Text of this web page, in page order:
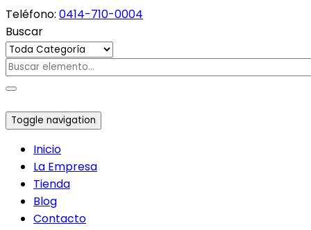
Teléfono: 0414-710-0004
Buscar
Toggle navigation
Inicio
La Empresa
Tienda
Blog
Contacto